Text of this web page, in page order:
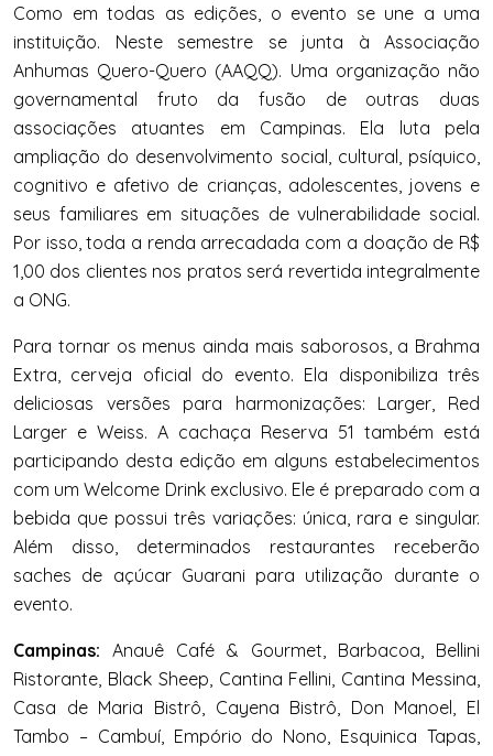
Como em todas as edições, o evento se une a uma
instituição. Neste semestre se junta à Associação
Anhumas Quero-Quero (AAQQ). Uma organização não
governamental fruto da fusão de outras duas
associações atuantes em Campinas. Ela luta pela
ampliação do desenvolvimento social, cultural, psíquico,
cognitivo e afetivo de crianças, adolescentes, jovens e
seus familiares em situações de vulnerabilidade social.
Por isso, toda a renda arrecadada com a doação de R$
1,00 dos clientes nos pratos será revertida integralmente
a ONG.
Para tornar os menus ainda mais saborosos, a Brahma
Extra, cerveja oficial do evento. Ela disponibiliza três
deliciosas versões para harmonizações: Larger, Red
Larger e Weiss. A cachaça Reserva 51 também está
participando desta edição em alguns estabelecimentos
com um Welcome Drink exclusivo. Ele é preparado com a
bebida que possui três variações: única, rara e singular.
Além disso, determinados restaurantes receberão
saches de açúcar Guarani para utilização durante o
evento.
Campinas: Anauê Café & Gourmet, Barbacoa, Bellini
Ristorante, Black Sheep, Cantina Fellini, Cantina Messina,
Casa de Maria Bistrô, Cayena Bistrô, Don Manoel, El
Tambo – Cambuí, Empório do Nono, Esquinica Tapas,